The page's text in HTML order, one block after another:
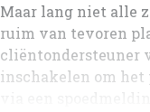
Maar lang niet alle
ruim van tevoren
cliëntondersteuner
inschakelen om het